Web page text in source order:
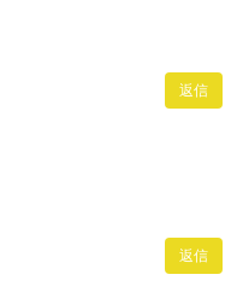
返信
返信